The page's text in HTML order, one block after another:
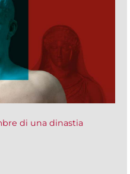
di una dinastia